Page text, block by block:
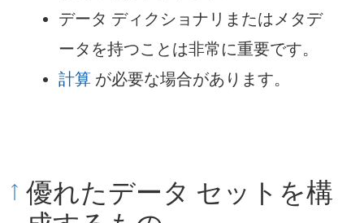
ィ
ン
ド
ン
し
い
ウ
ウ
データ ディクショナリまたはメタデ
ータを持つことは非常に重要です。
計算 が必要な場合があります。
優れたデータ セットを構